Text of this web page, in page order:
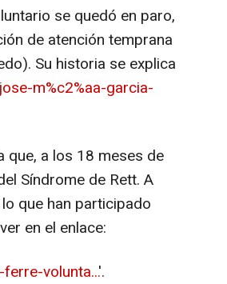
se quedó en paro,
de atención temprana
Su historia se explica
m%c2%aa-garcia-
que, a los 18 meses de
Síndrome de Rett. A
que han participado
en el enlace:
volunta...'.